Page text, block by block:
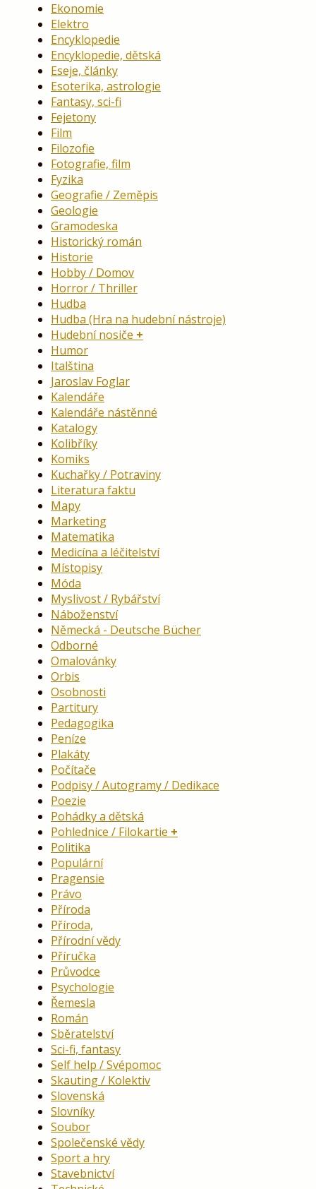
Ekonomie
Elektro
Encyklopedie
Encyklopedie, dětská
Eseje, články
Esoterika, astrologie
Fantasy, sci-fi
Fejetony
Film
Filozofie
Fotografie, film
Fyzika
Geografie / Zeměpis
Geologie
Gramodeska
Historický román
Historie
Hobby / Domov
Horror / Thriller
Hudba
Hudba (Hra na hudební nástroje)
Hudební nosiče
Humor
Italština
Jaroslav Foglar
Kalendáře
Kalendáře nástěnné
Katalogy
Kolibříky
Komiks
Kuchařky / Potraviny
Literatura faktu
Mapy
Marketing
Matematika
Medicína a léčitelství
Místopisy
Móda
Myslivost / Rybářství
Náboženství
Německá - Deutsche Bücher
Odborné
Omalovánky
Orbis
Osobnosti
Partitury
Pedagogika
Peníze
Plakáty
Počítače
Podpisy / Autogramy / Dedikace
Poezie
Pohádky a dětská
Pohlednice / Filokartie
Politika
Populární
Pragensie
Právo
Příroda
Příroda,
Přírodní vědy
Příručka
Průvodce
Psychologie
Řemesla
Román
Sběratelství
Sci-fi, fantasy
Self help / Svépomoc
Skauting / Kolektiv
Slovenská
Slovníky
Soubor
Společenské vědy
Sport a hry
Stavebnictví